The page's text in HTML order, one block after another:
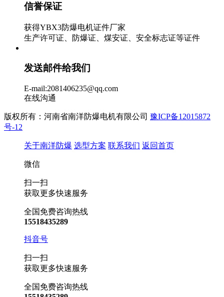
信誉保证
获得YBX3防爆电机证件厂家
生产许可证、防爆证、煤安证、安全标志证等证件
发送邮件给我们
E-mail:2081406235@qq.com
在线沟通
版权所有：河南省南洋防爆电机有限公司 豫ICP备12015872
号-12
关于南洋防爆 选型方案 联系我们 返回首页
微信
扫一扫
获取更多快速服务
全国免费咨询热线
15518435289
抖音号
扫一扫
获取更多快速服务
全国免费咨询热线